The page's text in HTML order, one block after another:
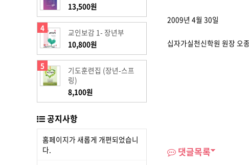
13,500원
4
교인보감 1- 장년부
10,800원
5
기도훈련집 (장년-스프
링)
8,100원
공지사항
홈페이지가 새롭게 개편되었습니
다.
2009년 4월 30일
십자가실천신학원 원장 오
댓글목록